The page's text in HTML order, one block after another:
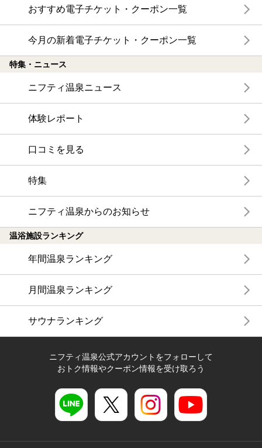
おすすめ電子チケット・クーポン一覧
今月の新着電子チケット・クーポン一覧
特集・ニュース
ニフティ温泉ニュース
体験レポート
口コミを見る
特集
ニフティ温泉からのお知らせ
温浴施設ランキング
年間温泉ランキング
月間温泉ランキング
サウナランキング
ニフティ温泉公式アカウントをフォローして
おトク情報やクーポン情報を受け取ろう